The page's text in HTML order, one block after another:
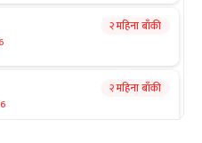
२ महिना बाँकी
२ महिना बाँकी